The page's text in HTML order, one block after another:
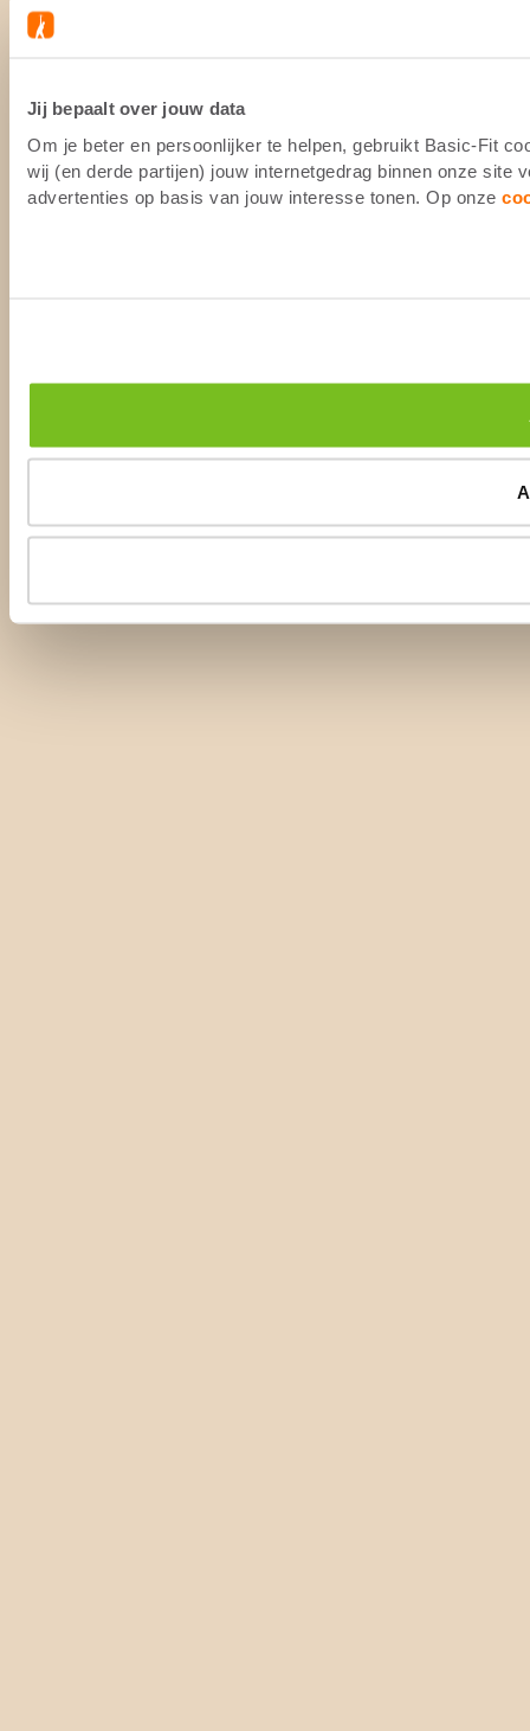
Jij bepaalt over jouw data
Om je beter en persoonlijker te helpen, gebruikt Basic-Fit
wij (en derde partijen) jouw internetgedrag binnen onze site
advertenties op basis van jouw interesse tonen. Op onze